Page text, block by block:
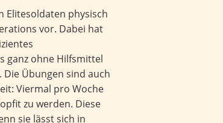
Elitesoldaten physisch
vor. Dabei hat
ganz ohne Hilfsmittel
Übungen sind auch
Viermal pro Woche
zu werden. Diese
sie lässt sich in